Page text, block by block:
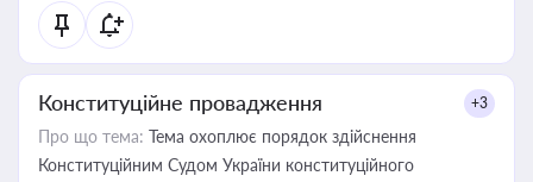
Конституційне провадження +3
Про що тема: Тема охоплює порядок здійснення
Конституційним Судом України конституційного